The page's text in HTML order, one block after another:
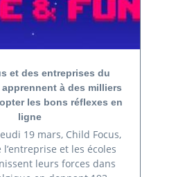
et des entreprises du
à des milliers
les bons réflexes en
ligne
19 mars, Child Focus,
et les écoles
leurs forces dans